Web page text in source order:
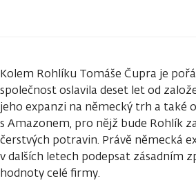
Kolem Rohlíku Tomáše Čupra je
společnost oslavila deset let od
jeho expanzi na německý trh a také
s Amazonem, pro nějž bude Rohlík
čerstvých potravin. Právě německá
v dalších letech podepsat zásadním
hodnoty celé firmy.